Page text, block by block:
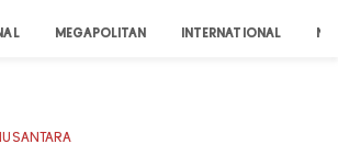
MEGAPOLITAN INTERNATIONAL